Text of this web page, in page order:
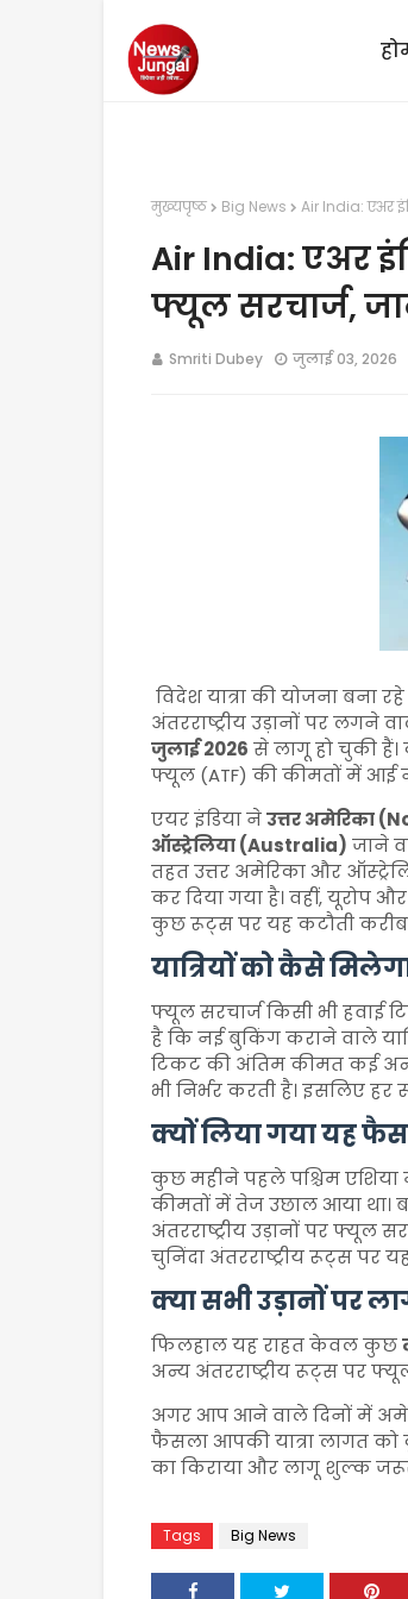
मुख्यपृष्ठ Big News Air India: एअर
Air India: एअर
फ्यूल सरचार्ज,
Smriti Dubey जुलाई 03, 2026
विदेश यात्रा की योजना बना
अंतरराष्ट्रीय उड़ानों पर लगने
जुलाई 2026 से लागू हो चुकी
फ्यूल (ATF) की कीमतों में आई
एयर इंडिया नेउत्तर अमेरिका
ऑस्ट्रेलिया (Australia) जाने
तहत उत्तर अमेरिका और
कर दिया गया है। वहीं,
कुछ रूट्स पर यह कटौती करीब
यात्रियों को कैसे
फ्यूल सरचार्ज किसी भी
है कि नई बुकिंग कराने वाले
टिकट की अंतिम कीमत कई
भी निर्भर करती है। इसलिए
क्यों लिया गया यह
कुछ महीने पहले पश्चिम
कीमतों में तेज उछाल आया था।
अंतरराष्ट्रीय उड़ानों पर फ्यूल
चुनिंदा अंतरराष्ट्रीय रूट्स पर
क्या सभी उड़ानों पर
फिलहाल यह राहत केवल कुछ
अन्य अंतरराष्ट्रीय रूट्स पर
अगर आप आने वाले दिनों में
फैसला आपकी यात्रा लागत
का किराया और लागू शुल्क
Tags Big News